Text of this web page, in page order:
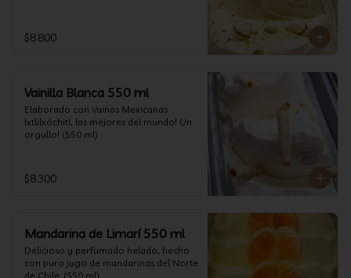
$8.800
Vainilla Blanca 550 ml
Elaborado con Vainas Mexicanas
Ixtlilxóchitl, las mejores del mundo! Un
orgullo! (550 ml)
$8.300
Mandarina de Limarí 550 ml
Delicioso y perfumado helado, hecho
con puro jugo de mandarinas del Norte
de Chile. (550 ml)